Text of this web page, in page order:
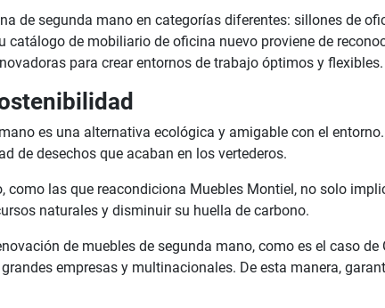
de segunda mano en categorías diferentes: sillones de
catálogo de mobiliario de oficina nuevo proviene de
para crear entornos de trabajo óptimos y flexibles.
es una alternativa ecológica y amigable con el
de desechos que acaban en los vertederos.
como las que reacondiciona Muebles Montiel, no solo
naturales y disminuir su huella de carbono.
de muebles de segunda mano, como es el caso
empresas y multinacionales. De esta manera,